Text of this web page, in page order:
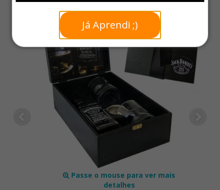
Já Aprendi ;)
Passe o mouse para ver mais
detalhes